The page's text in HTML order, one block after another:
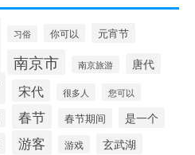
习俗 你可以 元宵节
南京市 南京旅游 唐代
宋代 很多人 您可以
春节 春节期间
是一个
游客 游戏 玄武湖